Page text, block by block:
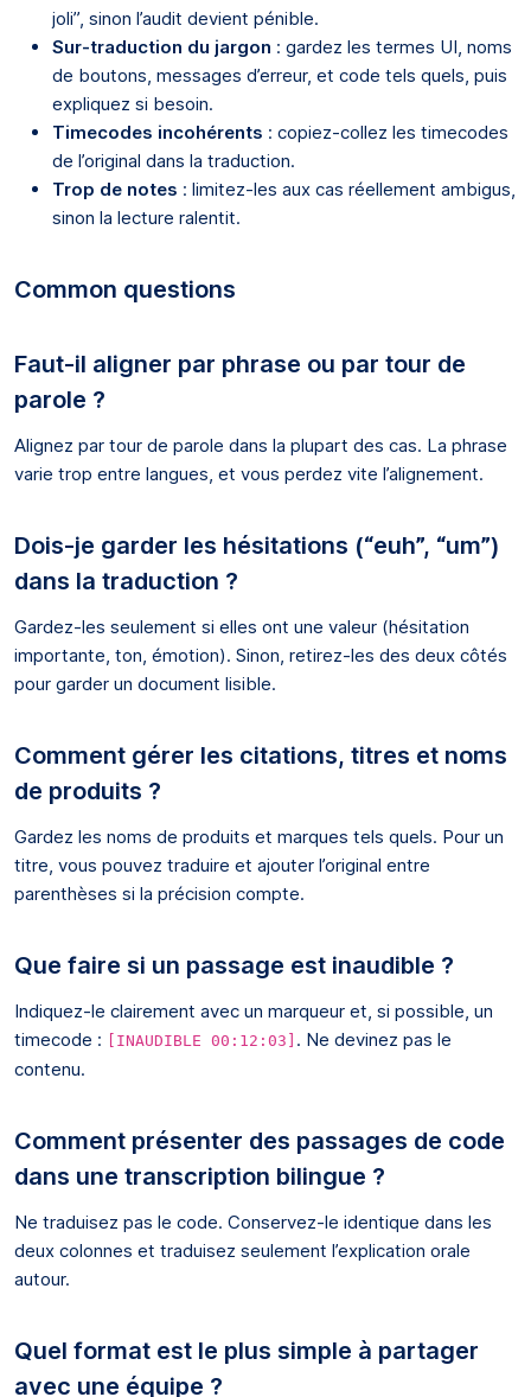
joli”, sinon l’audit devient pénible.
Sur-traduction du jargon : gardez les termes UI, noms
de boutons, messages d’erreur, et code tels quels, puis
expliquez si besoin.
Timecodes incohérents : copiez-collez les timecodes
de l’original dans la traduction.
Trop de notes : limitez-les aux cas réellement ambigus,
sinon la lecture ralentit.
Common questions
Faut-il aligner par phrase ou par tour de
parole ?
Alignez par tour de parole dans la plupart des cas. La phrase
varie trop entre langues, et vous perdez vite l’alignement.
Dois-je garder les hésitations (“euh”, “um”)
dans la traduction ?
Gardez-les seulement si elles ont une valeur (hésitation
importante, ton, émotion). Sinon, retirez-les des deux côtés
pour garder un document lisible.
Comment gérer les citations, titres et noms
de produits ?
Gardez les noms de produits et marques tels quels. Pour un
titre, vous pouvez traduire et ajouter l’original entre
parenthèses si la précision compte.
Que faire si un passage est inaudible ?
Indiquez-le clairement avec un marqueur et, si possible, un
timecode :
[INAUDIBLE 00:12:03] . Ne devinez pas le
contenu.
Comment présenter des passages de code
dans une transcription bilingue ?
Ne traduisez pas le code. Conservez-le identique dans les
deux colonnes et traduisez seulement l’explication orale
autour.
Quel format est le plus simple à partager
avec une équipe ?